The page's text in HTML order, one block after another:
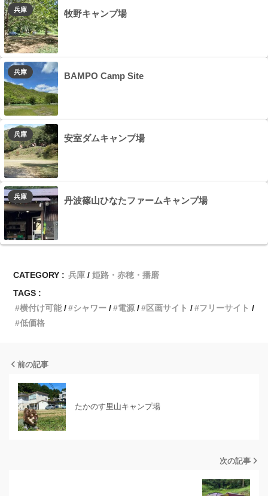
牧野キャンプ場
兵庫
BAMPO Camp Site
兵庫
安室ダムキャンプ場
兵庫
丹波篠山ひなたファームキャンプ場
兵庫
CATEGORY : 兵庫
姫路・赤穂・播磨
TAGS :
横付け可能
シャワー 電源 区画サイト
フリーサイト
低価格
前の記事
たかのす里山キャンプ場
次の記事